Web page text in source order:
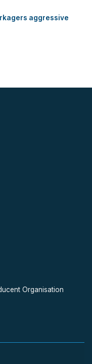
aggressive
Organisation